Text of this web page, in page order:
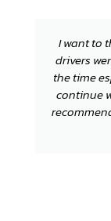
I want to
drivers
the time
continue